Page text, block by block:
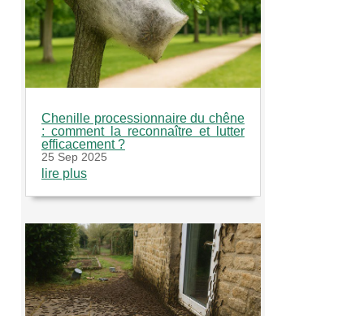
Chenille processionnaire du chêne
: comment la reconnaître et lutter
efficacement ?
25 Sep 2025
lire plus